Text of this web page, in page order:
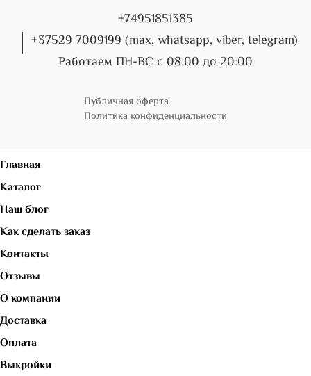
+74951851385
+37529 7009199 (max, whatsapp, viber, telegram)
Работаем ПН-ВС с 08:00 до 20:00
Публичная оферта
Политика конфиденциальности
Главная
Каталог
Наш блог
Как сделать заказ
Контакты
Отзывы
О компании
Доставка
Оплата
Выкройки